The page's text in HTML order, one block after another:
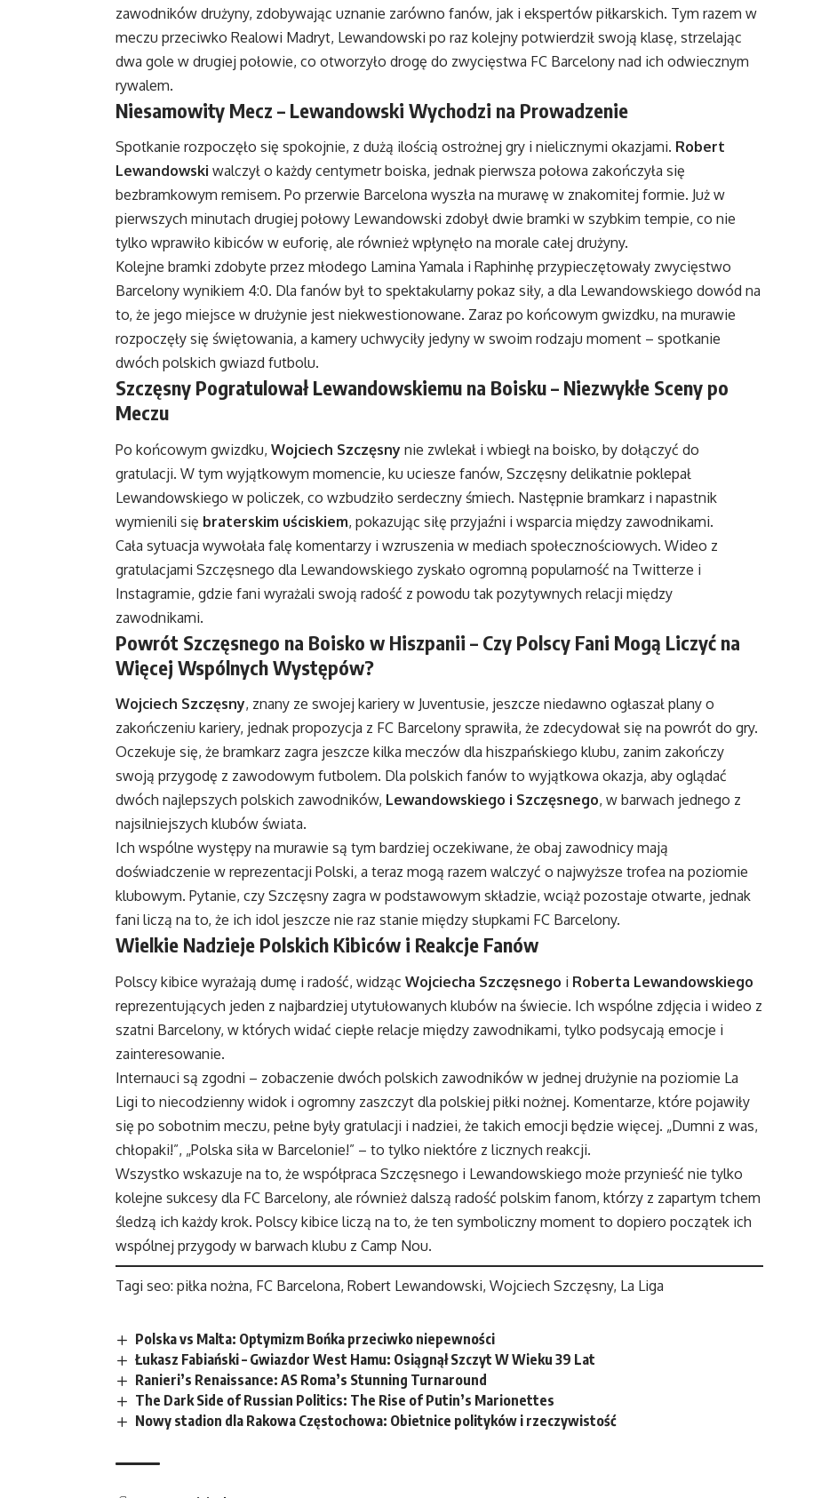
zawodników drużyny, zdobywając uznanie zarówno fanów, jak i ekspertów piłkarskich. Tym razem w
meczu przeciwko Realowi Madryt, Lewandowski po raz kolejny potwierdził swoją klasę, strzelając
dwa gole w drugiej połowie, co otworzyło drogę do zwycięstwa FC Barcelony nad ich odwiecznym
rywalem.
Niesamowity Mecz – Lewandowski Wychodzi na Prowadzenie
Spotkanie rozpoczęło się spokojnie, z dużą ilością ostrożnej gry i nielicznymi okazjami. Robert
Lewandowski walczył o każdy centymetr boiska, jednak pierwsza połowa zakończyła się
bezbramkowym remisem. Po przerwie Barcelona wyszła na murawę w znakomitej formie. Już w
pierwszych minutach drugiej połowy Lewandowski zdobył dwie bramki w szybkim tempie, co nie
tylko wprawiło kibiców w euforię, ale również wpłynęło na morale całej drużyny.
Kolejne bramki zdobyte przez młodego Lamina Yamala i Raphinhę przypieczętowały zwycięstwo
Barcelony wynikiem 4:0. Dla fanów był to spektakularny pokaz siły, a dla Lewandowskiego dowód na
to, że jego miejsce w drużynie jest niekwestionowane. Zaraz po końcowym gwizdku, na murawie
rozpoczęły się świętowania, a kamery uchwyciły jedyny w swoim rodzaju moment – spotkanie
dwóch polskich gwiazd futbolu.
Szczęsny Pogratulował Lewandowskiemu na Boisku – Niezwykłe Sceny po
Meczu
Po końcowym gwizdku, Wojciech Szczęsny nie zwlekał i wbiegł na boisko, by dołączyć do
gratulacji. W tym wyjątkowym momencie, ku uciesze fanów, Szczęsny delikatnie poklepał
Lewandowskiego w policzek, co wzbudziło serdeczny śmiech. Następnie bramkarz i napastnik
wymienili się braterskim uściskiem, pokazując siłę przyjaźni i wsparcia między zawodnikami.
Cała sytuacja wywołała falę komentarzy i wzruszenia w mediach społecznościowych. Wideo z
gratulacjami Szczęsnego dla Lewandowskiego zyskało ogromną popularność na Twitterze i
Instagramie, gdzie fani wyrażali swoją radość z powodu tak pozytywnych relacji między
zawodnikami.
Powrót Szczęsnego na Boisko w Hiszpanii – Czy Polscy Fani Mogą Liczyć na
Więcej Wspólnych Występów?
Wojciech Szczęsny, znany ze swojej kariery w Juventusie, jeszcze niedawno ogłaszał plany o
zakończeniu kariery, jednak propozycja z FC Barcelony sprawiła, że zdecydował się na powrót do gry.
Oczekuje się, że bramkarz zagra jeszcze kilka meczów dla hiszpańskiego klubu, zanim zakończy
swoją przygodę z zawodowym futbolem. Dla polskich fanów to wyjątkowa okazja, aby oglądać
dwóch najlepszych polskich zawodników, Lewandowskiego i Szczęsnego, w barwach jednego z
najsilniejszych klubów świata.
Ich wspólne występy na murawie są tym bardziej oczekiwane, że obaj zawodnicy mają
doświadczenie w reprezentacji Polski, a teraz mogą razem walczyć o najwyższe trofea na poziomie
klubowym. Pytanie, czy Szczęsny zagra w podstawowym składzie, wciąż pozostaje otwarte, jednak
fani liczą na to, że ich idol jeszcze nie raz stanie między słupkami FC Barcelony.
Wielkie Nadzieje Polskich Kibiców i Reakcje Fanów
Polscy kibice wyrażają dumę i radość, widząc Wojciecha Szczęsnego i Roberta Lewandowskiego
reprezentujących jeden z najbardziej utytułowanych klubów na świecie. Ich wspólne zdjęcia i wideo z
szatni Barcelony, w których widać ciepłe relacje między zawodnikami, tylko podsycają emocje i
zainteresowanie.
Internauci są zgodni – zobaczenie dwóch polskich zawodników w jednej drużynie na poziomie La
Ligi to niecodzienny widok i ogromny zaszczyt dla polskiej piłki nożnej. Komentarze, które pojawiły
się po sobotnim meczu, pełne były gratulacji i nadziei, że takich emocji będzie więcej. „Dumni z was,
chłopaki!”, „Polska siła w Barcelonie!” – to tylko niektóre z licznych reakcji.
Wszystko wskazuje na to, że współpraca Szczęsnego i Lewandowskiego może przynieść nie tylko
kolejne sukcesy dla FC Barcelony, ale również dalszą radość polskim fanom, którzy z zapartym tchem
śledzą ich każdy krok. Polscy kibice liczą na to, że ten symboliczny moment to dopiero początek ich
wspólnej przygody w barwach klubu z Camp Nou.
Tagi seo: piłka nożna, FC Barcelona, Robert Lewandowski, Wojciech Szczęsny, La Liga
Polska vs Malta: Optymizm Bońka przeciwko niepewności
Łukasz Fabiański – Gwiazdor West Hamu: Osiągnął Szczyt W Wieku 39 Lat
Ranieri’s Renaissance: AS Roma’s Stunning Turnaround
The Dark Side of Russian Politics: The Rise of Putin’s Marionettes
Nowy stadion dla Rakowa Częstochowa: Obietnice polityków i rzeczywistość